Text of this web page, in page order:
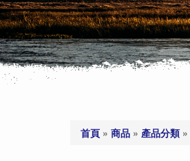
首頁 » 商品 » 產品分類 »